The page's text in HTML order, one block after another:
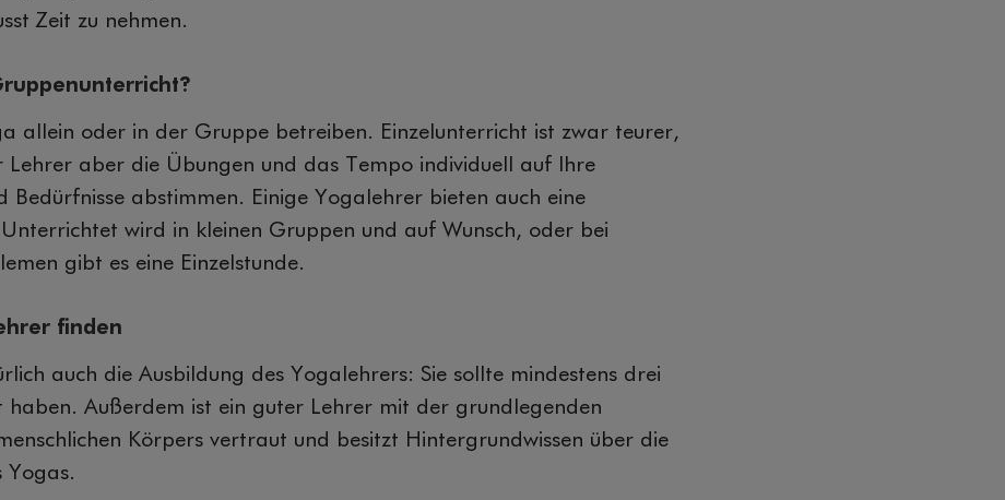
Zeit zu nehmen.
allein oder in der Gruppe betreiben. Einzelunterricht ist zwar teurer,
aber die Übungen und das Tempo individuell auf Ihre
Bedürfnisse abstimmen. Einige Yogalehrer bieten auch eine
wird in kleinen Gruppen und auf Wunsch, oder bei
gibt es eine Einzelstunde.
finden
auch die Ausbildung des Yogalehrers: Sie sollte mindestens drei
haben. Außerdem ist ein guter Lehrer mit der grundlegenden
Körpers vertraut und besitzt Hintergrundwissen über die
Yogas.